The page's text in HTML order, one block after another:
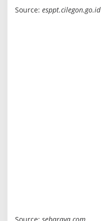
Source: esppt.cilegon.go.id